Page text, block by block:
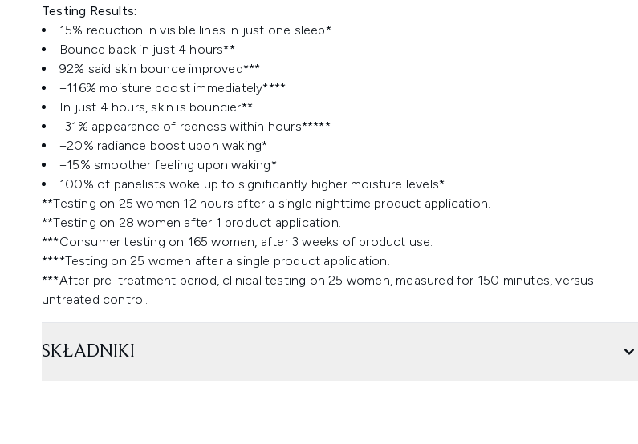
Testing Results:
15% reduction in visible lines in just one sleep*
Bounce back in just 4 hours**
92% said skin bounce improved***
+116% moisture boost immediately****
In just 4 hours, skin is bouncier**
-31% appearance of redness within hours*****
+20% radiance boost upon waking*
+15% smoother feeling upon waking*
100% of panelists woke up to significantly higher moisture levels*
**Testing on 25 women 12 hours after a single nighttime product application.
**Testing on 28 women after 1 product application.
***Consumer testing on 165 women, after 3 weeks of product use.
****Testing on 25 women after a single product application.
***After pre-treatment period, clinical testing on 25 women, measured for 150 minutes, versus
untreated control.
SKŁADNIKI